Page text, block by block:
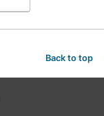
Back to top